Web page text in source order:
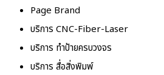
Page Brand
บริการ CNC-Fiber-Laser
บริการ ทำป้ายครบวงจร
บริการ สื่อสิ่งพิมพ์